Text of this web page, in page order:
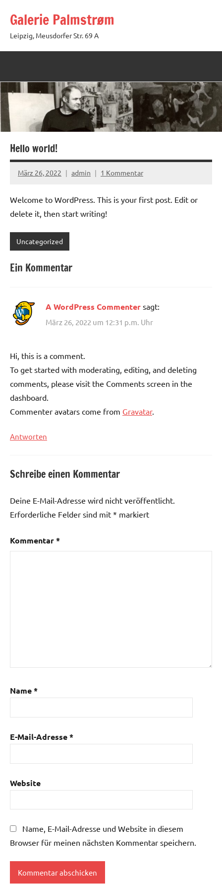
Inhalt
springen
Galerie Palmstrøm
Leipzig, Meusdorfer Str. 69 A
Hello world!
März 26, 2022 admin 1 Kommentar
Welcome to WordPress. This is your first post. Edit or
delete it, then start writing!
Uncategorized
Ein Kommentar
A WordPress Commenter sagt:
März 26, 2022 um 12:31 p.m. Uhr
Hi, this is a comment.
To get started with moderating, editing, and deleting
comments, please visit the Comments screen in the
dashboard.
Commenter avatars come from Gravatar.
Antworten
Schreibe einen Kommentar
Deine E-Mail-Adresse wird nicht veröffentlicht.
Erforderliche Felder sind mit * markiert
Kommentar*
Name*
E-Mail-Adresse*
Website
Name, E-Mail-Adresse und Website in diesem
Browser für meinen nächsten Kommentar speichern.